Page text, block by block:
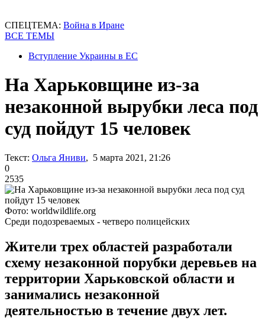
СПЕЦТЕМА: Война в Иране
ВСЕ ТЕМЫ
Вступление Украины в ЕС
На Харьковщине из-за
незаконной вырубки леса под
суд пойдут 15 человек
Текст: Ольга Яниви, 5 марта 2021, 21:26
0
2535
Фото: worldwildlife.org
Среди подозреваемых - четверо полицейских
Жители трех областей разработали
схему незаконной порубки деревьев на
территории Харьковской области и
занимались незаконной
деятельностью в течение двух лет.